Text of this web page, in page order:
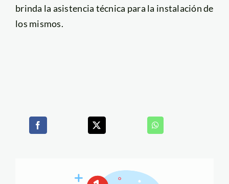
brinda la asistencia técnica para la instalación de
los mismos.